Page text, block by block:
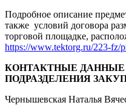
Подробное описание
также условий договора
торговой площадке,
https://www.tektorg.ru/223-fz/
КОНТАКТНЫЕ ДАННЫЕ
ПОДРАЗДЕЛЕНИЯ
Чернышевская Наталья